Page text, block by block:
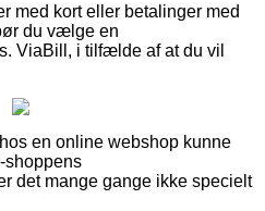
med kort eller betalinger med
du vælge en
ViaBill, i tilfælde af at du vil
en online webshop kunne
shoppens
det mange gange ikke specielt